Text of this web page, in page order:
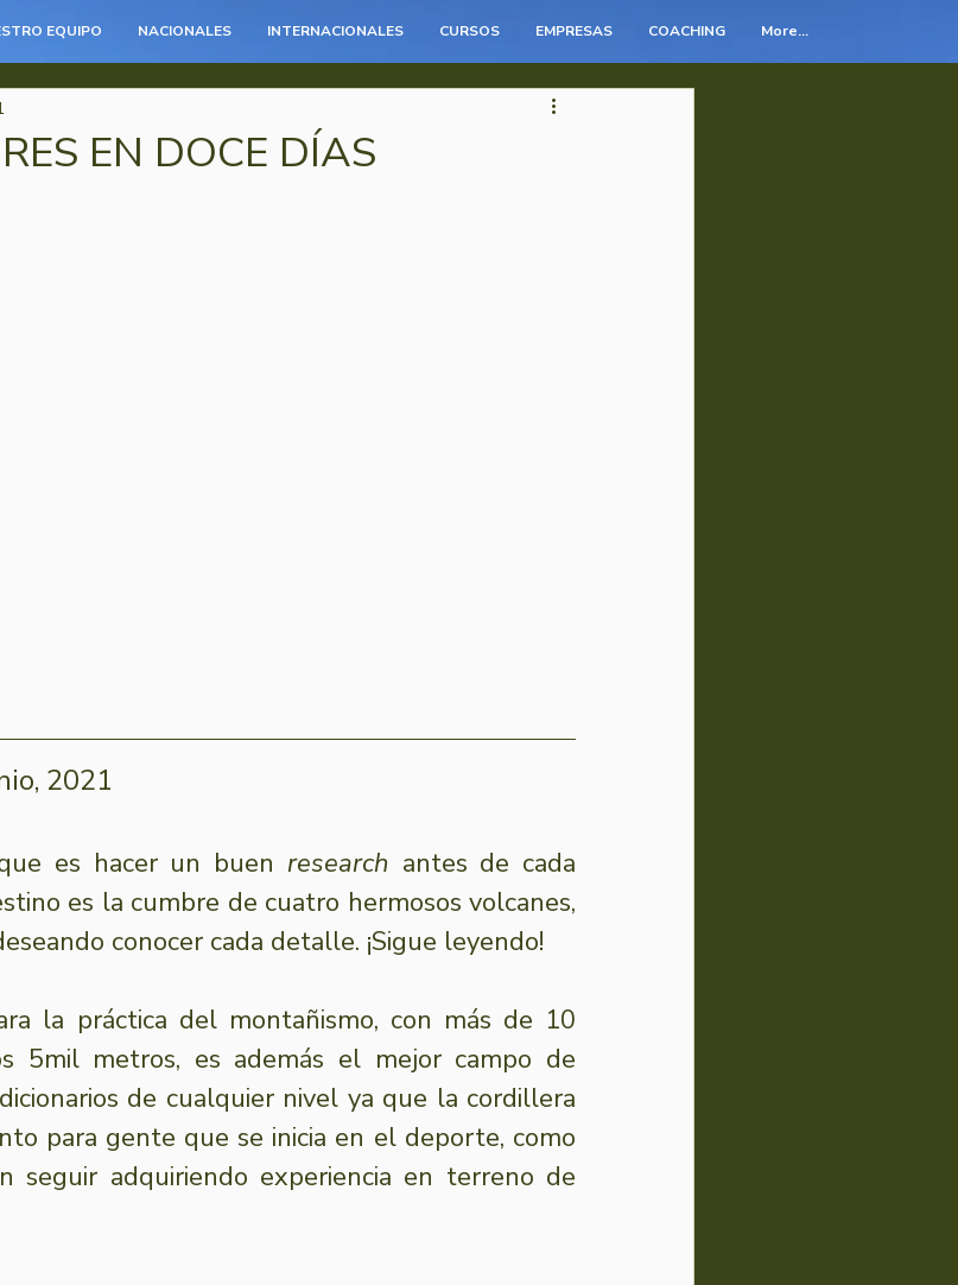
EQUIPO NACIONALES INTERNACIONALES CURSOS EMPRESAS COACHING More...
EN DOCE DÍAS
2021
es hacer un buen research antes de cada
es la cumbre de cuatro hermosos volcanes,
conocer cada detalle. ¡Sigue leyendo!
la práctica del montañismo, con más de 10
5mil metros, es además el mejor campo de
de cualquier nivel ya que la cordillera
para gente que se inicia en el deporte, como
seguir adquiriendo experiencia en terreno de